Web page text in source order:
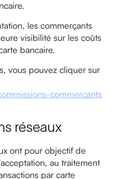
les commerçants
visibilité sur les coûts
bancaire.
vous pouvez cliquer sur
commercants
réseaux
ont pour objectif de
au traitement
par carte